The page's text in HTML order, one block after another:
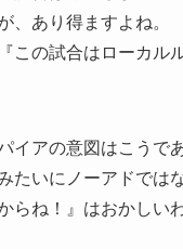
、あり得ますよね。
この試合はローカル
イアの意図はこうで
たいにノーアドでは
らね！』はおかしい